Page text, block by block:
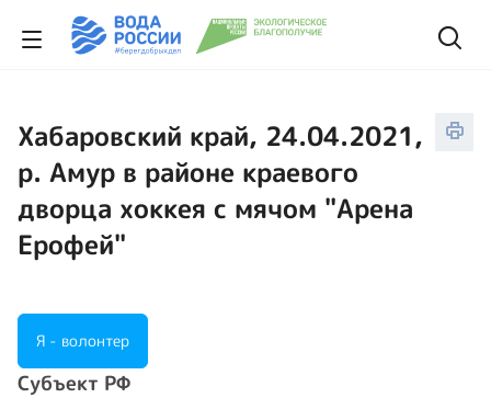
Хабаровский край, 24.04.2021,
р. Амур в районе краевого
дворца хоккея с мячом "Арена
Ерофей"
Я - волонтер
Cубъект РФ